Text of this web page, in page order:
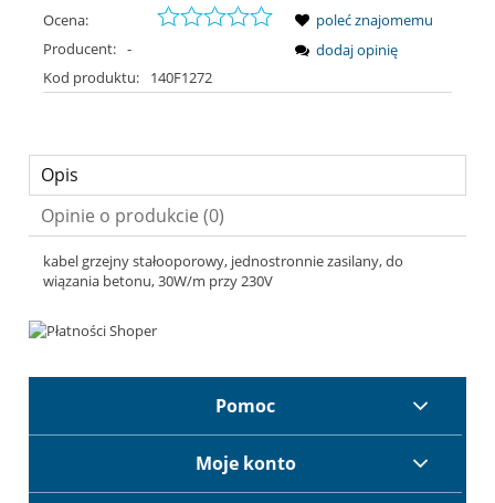
Ocena:
Producent: -
Kod produktu:
140F1272
poleć znajomemu
dodaj opinię
Opis
Opinie o produkcie (0)
kabel grzejny stałooporowy, jednostronnie zasilany, do
wiązania betonu, 30W/m przy 230V
Pomoc
Moje konto